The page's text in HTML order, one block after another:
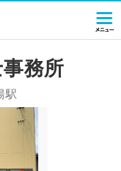
務所
駅